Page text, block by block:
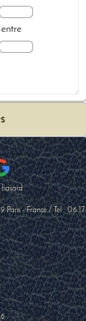
hasard
Paris-France / Tel :06 17